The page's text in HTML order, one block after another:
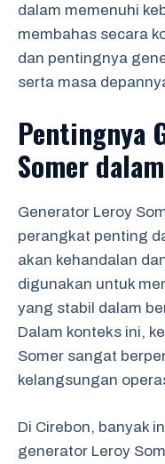
dalam memenuhi
membahas secara
dan pentingnya
serta masa
Pentingnya
Somer
Generator Leroy
perangkat penting
akan kehandalan
digunakan untuk
yang stabil dalam
Dalam konteks ini,
Somer sangat
kelangsungan
Di Cirebon, banyak
generator Leroy